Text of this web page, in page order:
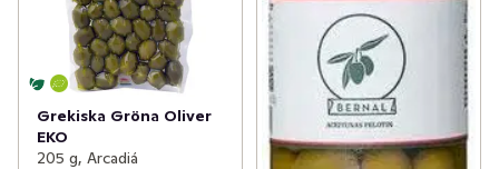
Grekiska Gröna Oliver
EKO
205 g, Arcadiá